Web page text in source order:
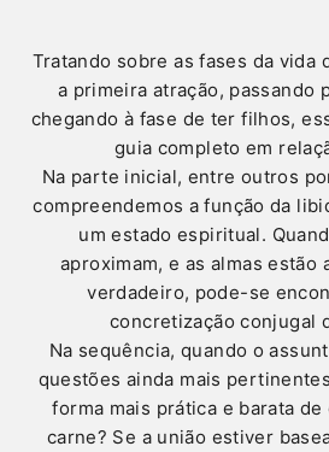
Tratando sobre as fases da vida
a primeira atração, passando
chegando à fase de ter filhos,
guia completo em
Na parte inicial, entre outros
compreendemos a função da
um estado espiritual.
aproximam, e as almas estão
verdadeiro, pode-se
concretização conjugal
Na sequência, quando o
questões ainda mais
forma mais prática e barata
carne? Se a união estiver